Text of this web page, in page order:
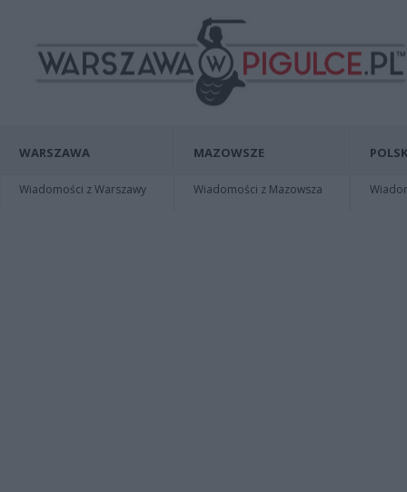
WARSZAWA
Wiadomości z Warszawy
MAZOWSZE
Wiadomości z Mazowsza